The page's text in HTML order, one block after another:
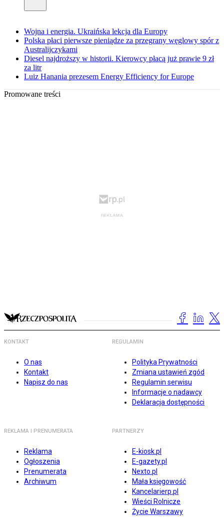
Wojna i energia. Ukraińska lekcja dla Europy
Polska płaci pierwsze pieniądze za przegrany węglowy spór z
Australijczykami
Diesel najdroższy w historii. Kierowcy płacą już prawie 9 zł
za litr
Luiz Hanania prezesem Energy Efficiency for Europe
Promowane treści
KONTAKT
O nas
Kontakt
Napisz do nas
REGULAMIN
Polityka Prywatności
Zmiana ustawień zgód
Regulamin serwisu
Informacje o nadawcy
Deklaracja dostępności
REKLAMA I PRENUMERATA
Reklama
Ogłoszenia
Prenumerata
Archiwum
PARTNERZY
E-kiosk.pl
E-gazety.pl
Nexto.pl
Mała księgowość
Kancelarierp.pl
Wieści Rolnicze
Życie Warszawy